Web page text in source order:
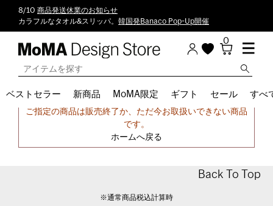
8/10 商品発送休業のお知らせ
カラフルなタオル&スリッパ。 韓国発Banaco Pop-Up開催
0
ベストセラー 新商品 MoMA限定 ギフト セール すべ
申し訳ございません。
ご指定の商品は販売終了か、ただ今お取扱いできない商品
です。
ホームへ戻る
Back To Top
※通常商品税込計算時